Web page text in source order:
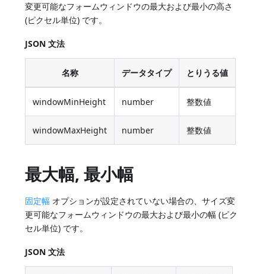
変更可能なフォームウィンドウの最大および最小の高さ
(ピクセル単位) です。
JSON 文法
名称 データタイプ とりうる値
windowMinHeight number 整数値
windowMaxHeight number 整数値
最大幅, 最小幅
固定幅 オプションが設定されていない場合の、サイズ変
更可能なフォームウィンドウの最大および最小の幅 (ピク
セル単位) です。
JSON 文法